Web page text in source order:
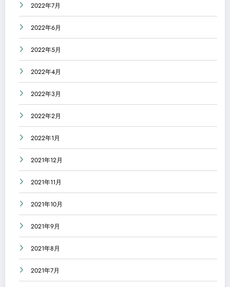
2022年7月
2022年6月
2022年5月
2022年4月
2022年3月
2022年2月
2022年1月
2021年12月
2021年11月
2021年10月
2021年9月
2021年8月
2021年7月